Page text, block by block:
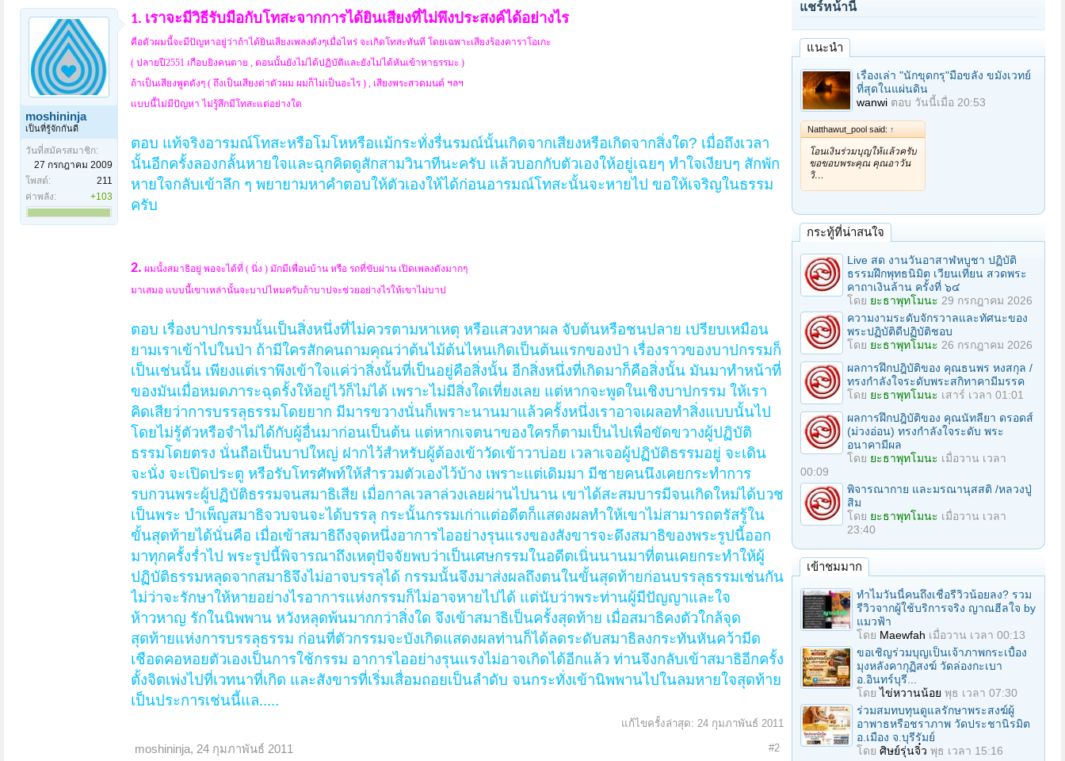
moshininja
เป็นที่รู้จักกันดี
วันที่สมัครสมาชิก:
27 กรกฎาคม 2009
โพสต์:
211
ค่าพลัง:
+103
1. เราจะมีวิธีรับมือกับโทสะจากการได้ยินเสียงที่ไม่พึงประสงค์ได้อย่างไร
คือตัวผมนี้จะมีปัญหาอยู่ว่าถ้าได้ยินเสียงเพลงดังๆเมื่อไหร่ จะเกิดโทสะทันที โดยเฉพาะเสียงร้องคาราโอเกะ
( ปลายปี2551 เกือบยิงคนตาย , ตอนนั้นยังไม่ได้ปฏิบัติและยังไม่ได้หันเข้าหาธรรมะ )
ถ้าเป็นเสียงพูดดังๆ ( ถึงเป็นเสียงด่าตัวผม ผมก็ไม่เป็นอะไร ) , เสียงพระสวดมนต์ ฯลฯ
แบบนี้ไม่มีปัญหา ไม่รู้สึกมีโทสะแต่อย่างใด
ตอบ แท้จริงอารมณ์โทสะหรือโมโหหรือแม้กระทั่งรื่นรมณ์นั้นเกิดจากเสียงหรือเกิดจากสิ่งใด? เมื่อถึงเวลา
นั้นอีกครั้งลองกลั้นหายใจและฉุกคิดดูสักสามวินาทีนะครับ แล้วบอกกับตัวเองให้อยู่เฉยๆ ทำใจเงียบๆ สักพัก
หายใจกลับเข้าลึก ๆ พยายามหาคำตอบให้ตัวเองให้ได้ก่อนอารมณ์โทสะนั้นจะหายไป ขอให้เจริญในธรรม
ครับ
2. ผมนั้งสมาธิอยู่ พอจะได้ที่ ( นิ่ง ) มักมีเพื่อนบ้าน หรือ รถที่ขับผ่าน เปิดเพลงดังมากๆ
มาเสมอ แบบนี้เขาเหล่านั้นจะบาปไหมครับถ้าบาปจะช่วยอย่างไรให้เขาไม่บาป
ตอบ เรื่องบาปกรรมนั้นเป็นสิ่งหนึ่งที่ไม่ควรตามหาเหตุ หรือแสวงหาผล จับต้นหรือชนปลาย เปรียบเหมือน
ยามเราเข้าไปในป่า ถ้ามีใครสักคนถามคุณว่าต้นไม้ต้นไหนเกิดเป็นต้นแรกของป่า เรื่องราวของบาปกรรมก็
เป็นเช่นนั้น เพียงแต่เราพึงเข้าใจแค่ว่าสิ่งนั้นที่เป็นอยู่คือสิ่งนั้น อีกสิ่งหนึ่งที่เกิดมาก็คือสิ่งนั้น มันมาทำหน้าที่
ของมันเมื่อหมดภาระฉุดรั้งให้อยู่ไว้ก็ไม่ได้ เพราะไม่มีสิ่งใดเที่ยงเลย แต่หากจะพูดในเชิงบาปกรรม ให้เรา
คิดเสียว่าการบรรลุธรรมโดยยาก มีมารขวางนั่นก็เพราะนานมาแล้วครั้งหนึ่งเราอาจเผลอทำสิ่งแบบนั้นไป
โดยไม่รู้ตัวหรือจำไม่ได้กับผู้อื่นมาก่อนเป็นต้น แต่หากเจตนาของใครก็ตามเป็นไปเพื่อขัดขวางผู้ปฏิบัติ
ธรรมโดยตรง นั่นถือเป็นบาปใหญ่ ฝากไว้สำหรับผู้ต้องเข้าวัดเข้าวาบ่อย เวลาเจอผู้ปฏิบัติธรรมอยู่ จะเดิน
จะนั่ง จะเปิดประตู หรือรับโทรศัพท์ให้สำรวมตัวเองไว้บ้าง เพราะแต่เดิมมา มีชายคนนึงเคยกระทำการ
รบกวนพระผู้ปฏิบัติธรรมจนสมาธิเสีย เมื่อกาลเวลาล่วงเลยผ่านไปนาน เขาได้สะสมบารมีจนเกิดใหม่ได้บวช
เป็นพระ บำเพ็ญสมาธิจวบจนจะได้บรรลุ กระนั้นกรรมเก่าแต่อดีตก็แสดงผลทำให้เขาไม่สามารถตรัสรู้ใน
ขั้นสุดท้ายได้นั่นคือ เมื่อเข้าสมาธิถึงจุดหนึ่งอาการไออย่างรุนแรงของสังขารจะดึงสมาธิของพระรูปนี้ออก
มาทุกครั้งร่ำไป พระรูปนี้พิจารณาถึงเหตุปัจจัยพบว่าเป็นเศษกรรมในอดีตเนิ่นนานมาที่ตนเคยกระทำให้ผู้
ปฏิบัติธรรมหลุดจากสมาธิจึงไม่อาจบรรลุได้ กรรมนั้นจึงมาส่งผลถึงตนในขั้นสุดท้ายก่อนบรรลุธรรมเช่นกัน
ไม่ว่าจะรักษาให้หายอย่างไรอาการแห่งกรรมก็ไม่อาจหายไปได้ แต่นับว่าพระท่านผู้มีปัญญาและใจ
ห้าวหาญ รักในนิพพาน หวังหลุดพ้นมากกว่าสิ่งใด จึงเข้าสมาธิเป็นครั้งสุดท้าย เมื่อสมาธิคงตัวใกล้จุด
สุดท้ายแห่งการบรรลุธรรม ก่อนที่ตัวกรรมจะบังเกิดแสดงผลท่านก็ได้ลดระดับสมาธิลงกระทันหันคว้ามีด
เชือดคอหอยตัวเองเป็นการใช้กรรม อาการไออย่างรุนแรงไม่อาจเกิดได้อีกแล้ว ท่านจึงกลับเข้าสมาธิอีกครั้ง
ตั้งจิตเพ่งไปที่เวทนาที่เกิด และสังขารที่เริ่มเสื่อมถอยเป็นลำดับ จนกระทั่งเข้านิพพานไปในลมหายใจสุดท้าย
เป็นประการเช่นนี้แล.....
แก้ไขครั้งล่าสุด: 24 กุมภาพันธ์ 2011
moshininja, 24 กุมภาพันธ์ 2011 #2
แชร์หน้านี้
แนะนำ
เรื่องเล่า "นักขุดกรุ"มือขลัง ขมังเวทย์
ที่สุดในแผ่นดิน
wanwi ตอบ วันนี้เมื่อ 20:53
Natthawut_pool said: ↑
โอนเงินร่วมบุญให้แล้วครับ
ขอขอบพระคุณ คุณอาวัน
วิ…
กระทู้ที่น่าสนใจ
Live สด งานวันอาสาฬหบูชา ปฏิบัติ
ธรรมฝึกพุทธนิมิต เวียนเทียน สวดพระ
คาถาเงินล้าน ครั้งที่ ๖๔
โดย ยะธาพุทโมนะ 29 กรกฎาคม 2026
ความงามระดับจักรวาลและทัศนะของ
พระปฏิบัติดีปฏิบัติชอบ
โดย ยะธาพุทโมนะ 26 กรกฎาคม 2026
ผลการฝึกปฎิบัติของ คุณธนพร หงสกุล /
ทรงกำลังใจระดับพระสกิทาคามีมรรค
โดย ยะธาพุทโมนะ เสาร์ เวลา 01:01
ผลการฝึกปฎิบัติของ คุณนัทลียา ดรอดส์
(ม่วงอ่อน) ทรงกำลังใจระดับ พระ
อนาคามีผล
โดย ยะธาพุทโมนะ เมื่อวาน เวลา
00:09
พิจารณากาย และมรณานุสสติ /หลวงปู่
สิม
โดย ยะธาพุทโมนะ เมื่อวาน เวลา
23:40
เข้าชมมาก
ทำไมวันนี้คนถึงเชื่อรีวิวน้อยลง? รวม
รีวิวจากผู้ใช้บริการจริง ญาณฮีลใจ by
แมวฟ้า
โดย Maewfah เมื่อวาน เวลา 00:13
ขอเชิญร่วมบุญเป็นเจ้าภาพกระเบื้อง
มุงหลังคากุฏิสงฆ์ วัดล่องกะเบา
อ.อินทร์บุรี...
โดยไข่หวานน้อย พุธ เวลา 07:30
ร่วมสมทบทุนดูแลรักษาพระสงฆ์ผู้
อาพาธหรือชราภาพ วัดประชานิรมิต
อ.เมือง จ.บุรีรัมย์
โดย ศิษย์รุ่นจิ๋ว พุธ เวลา 15:16